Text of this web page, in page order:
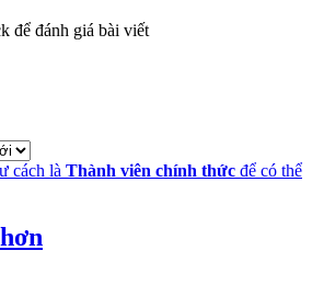
để đánh giá bài viết
cách là Thành viên chính thức để có thể